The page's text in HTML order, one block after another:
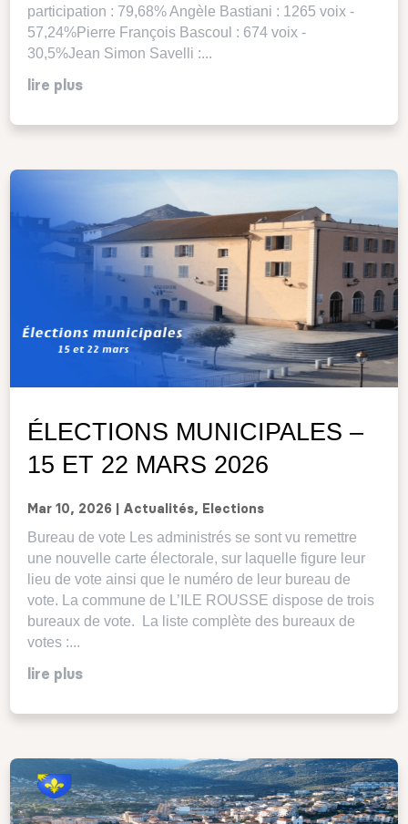
participation : 79,68% Angèle Bastiani : 1265 voix -
57,24%Pierre François Bascoul : 674 voix -
30,5%Jean Simon Savelli :...
lire plus
ÉLECTIONS MUNICIPALES –
15 ET 22 MARS 2026
Mar 10, 2026 Actualités, Elections
Bureau de vote Les administrés se sont vu remettre
une nouvelle carte électorale, sur laquelle figure leur
lieu de vote ainsi que le numéro de leur bureau de
vote. La commune de L’ILE ROUSSE dispose de trois
bureaux de vote. La liste complète des bureaux de
votes :...
lire plus